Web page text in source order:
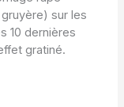
sur les
10 dernières
gratiné.